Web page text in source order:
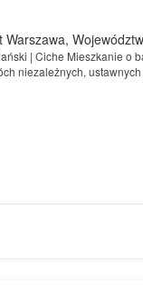
| Ciche Mieszkanie o
niezależnych,
łazienki z